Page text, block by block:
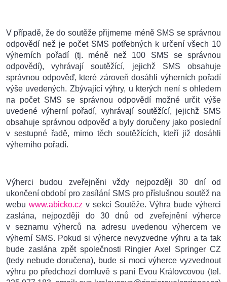
V případě, že do soutěže přijmeme méně SMS se správnou
odpovědí než je počet SMS potřebných k určení všech 10
výherních pořadí (tj. méně než 100 SMS se správnou
odpovědí), vyhrávají soutěžící, jejichž SMS obsahuje
správnou odpověď, které zároveň dosáhli výherních pořadí
výše uvedených. Zbývající výhry, u kterých není s ohledem
na počet SMS se správnou odpovědí možné určit výše
uvedené výherní pořadí, vyhrávají soutěžící, jejichž SMS
obsahuje správnou odpověď a byly doručeny jako poslední
v sestupné řadě, mimo těch soutěžících, kteří již dosáhli
výherního pořadí.
Výherci budou zveřejněni vždy nejpozději 30 dní od
ukončení období pro zasílání SMS pro příslušnou soutěž na
webu www.abicko.cz v sekci Soutěže. Výhra bude výherci
zaslána, nejpozději do 30 dnů od zveřejnění výherce
v seznamu výherců na adresu uvedenou výhercem ve
výherní SMS. Pokud si výherce nevyzvedne výhru a ta tak
bude zaslána zpět společnosti Ringier Axel Springer CZ
(tedy nebude doručena), bude si moci výherce vyzvednout
výhru po předchozí domluvě s paní Evou Královcovou (tel.